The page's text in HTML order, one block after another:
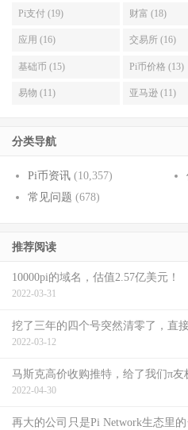
Pi支付 (19) 财富 (18)
应用 (16) 交易所 (16)
基础币 (15) Pi币价格 (13)
易物 (11) 亚马逊 (11)
分类导航
Pi币资讯 (10,357)
常见问题 (678)
推荐阅读
10000pi的域名，估值2.57亿美元！
2022-03-31
挖了三年的四个号突然清零了，直
2022-03-12
马斯克高价收购推特，给了我们π友
2022-04-30
再大的公司只是Pi Network生态里